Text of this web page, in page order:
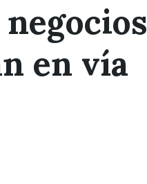
en vía